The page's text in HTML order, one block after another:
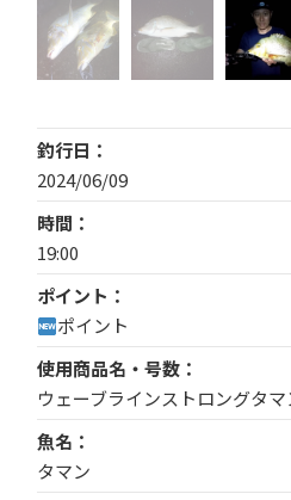
釣行日
2024/06/09
時間
19:00
ポイント
ポイント
使用商品名・号数
ウェーブラインストロングタ
魚名
タマン